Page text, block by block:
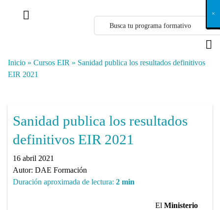
Inicio » Cursos EIR » Sanidad publica los resultados definitivos
EIR 2021
Sanidad publica los resultados
definitivos EIR 2021
16 abril 2021
Autor: DAE Formación
Duración aproximada de lectura: 2 min
El Ministerio
X
×
×
×
×
×
×
×
×
×
×
×
×
×
×
×
×
×
×
×
×
×
×
×
×
×
×
×
×
×
×
×
×
×
×
×
×
×
×
×
×
×
×
×
×
×
×
×
×
×
×
×
×
×
×
×
×
×
×
×
×
×
×
×
×
×
×
×
×
×
×
×
×
×
×
×
×
×
×
×
×
×
×
×
×
×
×
×
×
×
×
×
×
×
×
×
×
×
×
×
×
×
×
×
×
×
×
×
×
×
×
×
×
×
×
×
×
×
×
×
×
×
×
×
×
×
×
×
×
×
×
×
×
×
×
×
×
×
×
×
×
×
×
×
×
×
×
×
×
×
×
×
×
×
×
×
×
×
×
×
×
×
×
×
×
×
×
×
×
×
×
×
×
×
×
×
×
×
×
×
×
×
×
×
×
×
×
×
×
×
×
×
×
×
×
×
×
×
×
×
×
×
×
×
×
×
×
×
×
×
×
×
×
×
×
×
×